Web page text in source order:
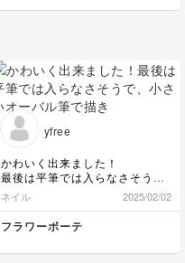
yfree
かわいく出来ました！
最後は平筆では入らなさそう
で、小さいオーバル筆で描きま
した。
次は平筆でかききれるように、
調整しながらチャレンジしたい
ネイル 2025/02/02
フラワーボーテ